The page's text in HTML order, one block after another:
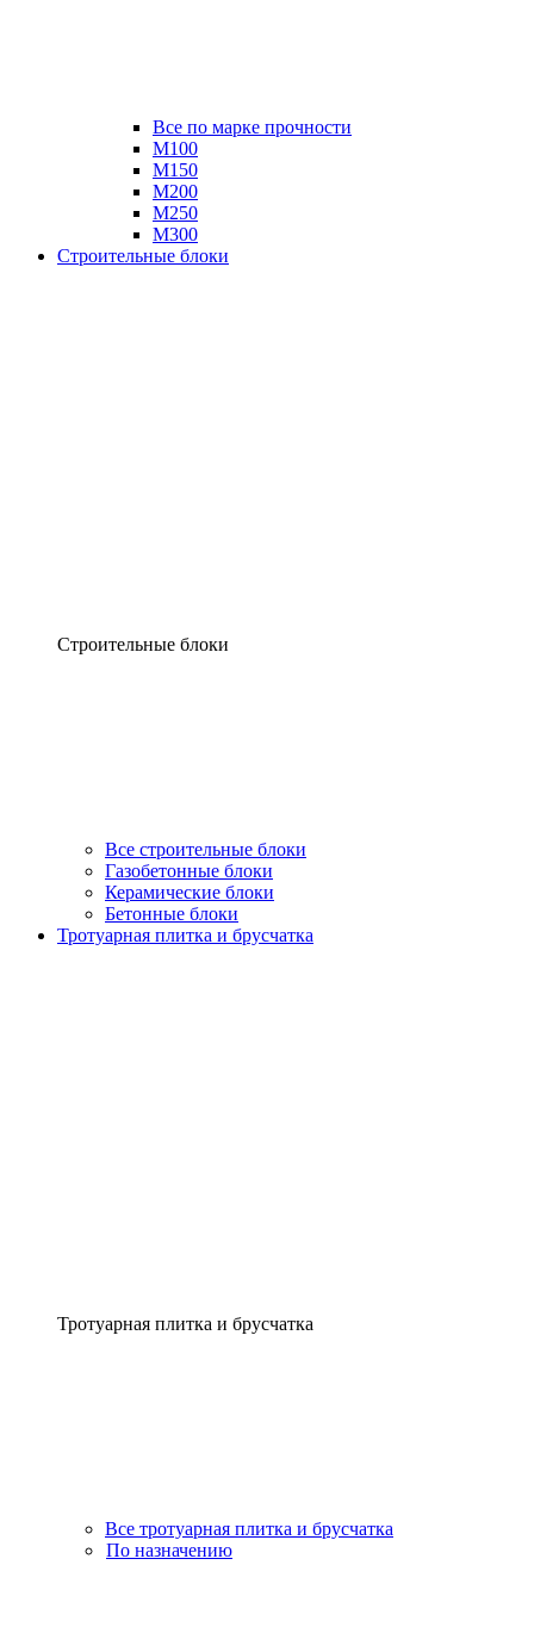
Все по марке прочности
М100
М150
М200
М250
М300
Строительные блоки
Строительные блоки
Все строительные блоки
Газобетонные блоки
Керамические блоки
Бетонные блоки
Тротуарная плитка и брусчатка
Тротуарная плитка и брусчатка
Все тротуарная плитка и брусчатка
По назначению